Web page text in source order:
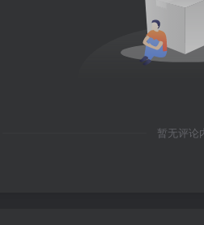
暂无评论